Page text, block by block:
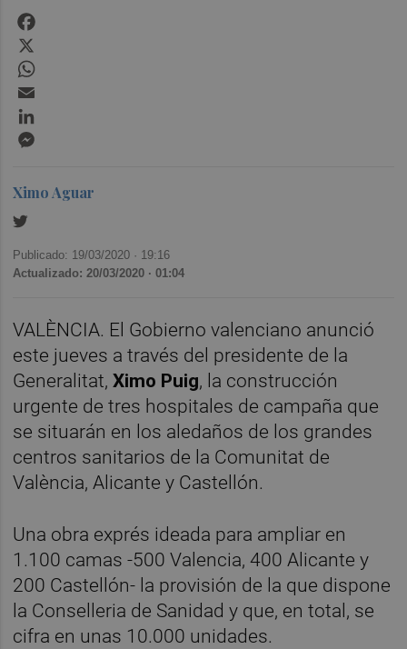
Ximo Aguar
Publicado: 19/03/2020 · 19:16
Actualizado: 20/03/2020 · 01:04
VALÈNCIA. El Gobierno valenciano anunció
este jueves a través del presidente de la
Generalitat,Ximo Puig, la construcción
urgente de tres hospitales de campaña que
se situarán en los aledaños de los grandes
centros sanitarios de la Comunitat de
València, Alicante y Castellón.
Una obra exprés ideada para ampliar en
1.100 camas -500 Valencia, 400 Alicante y
200 Castellón- la provisión de la que dispone
la Conselleria de Sanidad y que, en total, se
cifra en unas 10.000 unidades.